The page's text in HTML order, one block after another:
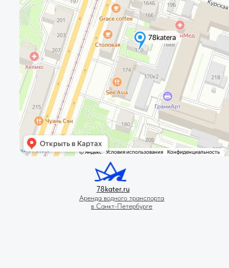
78kater.ru
Аренда водного транспорта
в Санкт-Петербурге